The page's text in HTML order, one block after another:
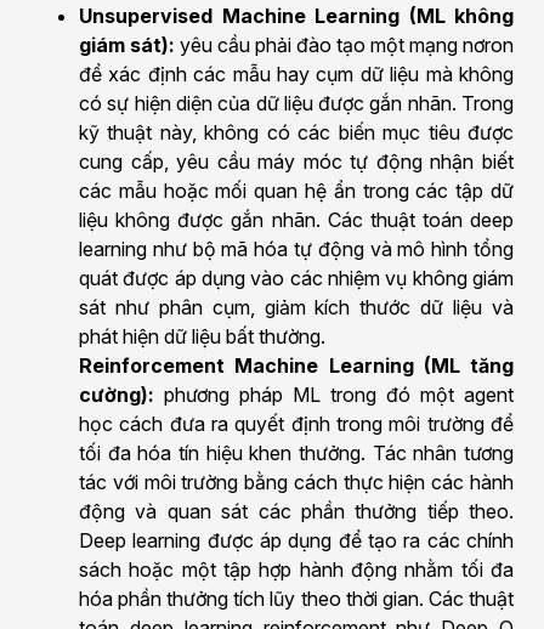
Unsupervised Machine Learning (ML không
giám sát): yêu cầu phải đào tạo một mạng nơron
để xác định các mẫu hay cụm dữ liệu mà không
có sự hiện diện của dữ liệu được gắn nhãn. Trong
kỹ thuật này, không có các biến mục tiêu được
cung cấp, yêu cầu máy móc tự động nhận biết
các mẫu hoặc mối quan hệ ẩn trong các tập dữ
liệu không được gắn nhãn. Các thuật toán deep
learning như bộ mã hóa tự động và mô hình tổng
quát được áp dụng vào các nhiệm vụ không giám
sát như phân cụm, giảm kích thước dữ liệu và
phát hiện dữ liệu bất thường.
Reinforcement Machine Learning (ML tăng
cường): phương pháp ML trong đó một agent
học cách đưa ra quyết định trong môi trường để
tối đa hóa tín hiệu khen thưởng. Tác nhân tương
tác với môi trường bằng cách thực hiện các hành
động và quan sát các phần thưởng tiếp theo.
Deep learning được áp dụng để tạo ra các chính
sách hoặc một tập hợp hành động nhằm tối đa
hóa phần thưởng tích lũy theo thời gian. Các thuật